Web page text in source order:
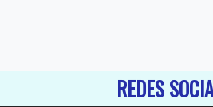
REDES